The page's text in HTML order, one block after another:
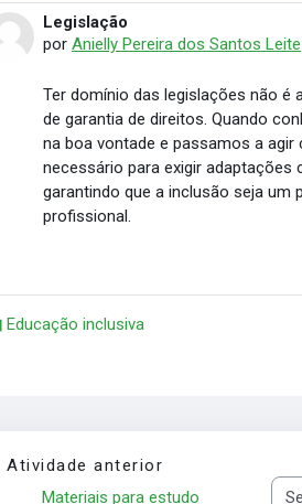
Legislação
porAnielly Pereira dos Santos Leite
Número de respostas: 0
​Ter domínio das legislações não
de garantia de direitos. Quando
na boa vontade e passamos a
necessário para exigir adaptações
garantindo que a inclusão seja um
profissional.
inclusiva
Atividade anterior
Materiais para estudo